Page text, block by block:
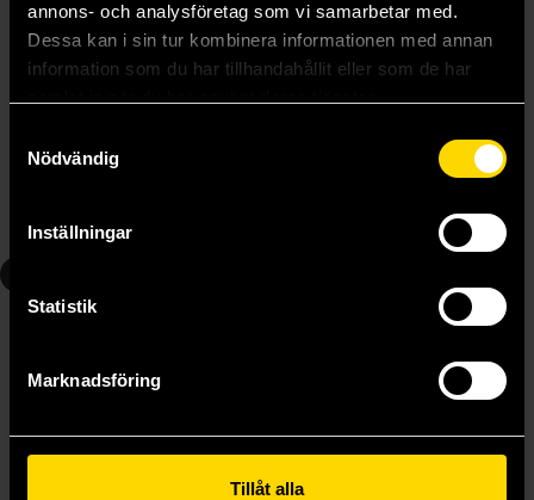
annons- och analysföretag som vi samarbetar med.
Dessa kan i sin tur kombinera informationen med annan
information som du har tillhandahållit eller som de har
Nödvändig
Inställningar
Statistik
Marknadsföring
Tillåt alla
239 kr
Beställ